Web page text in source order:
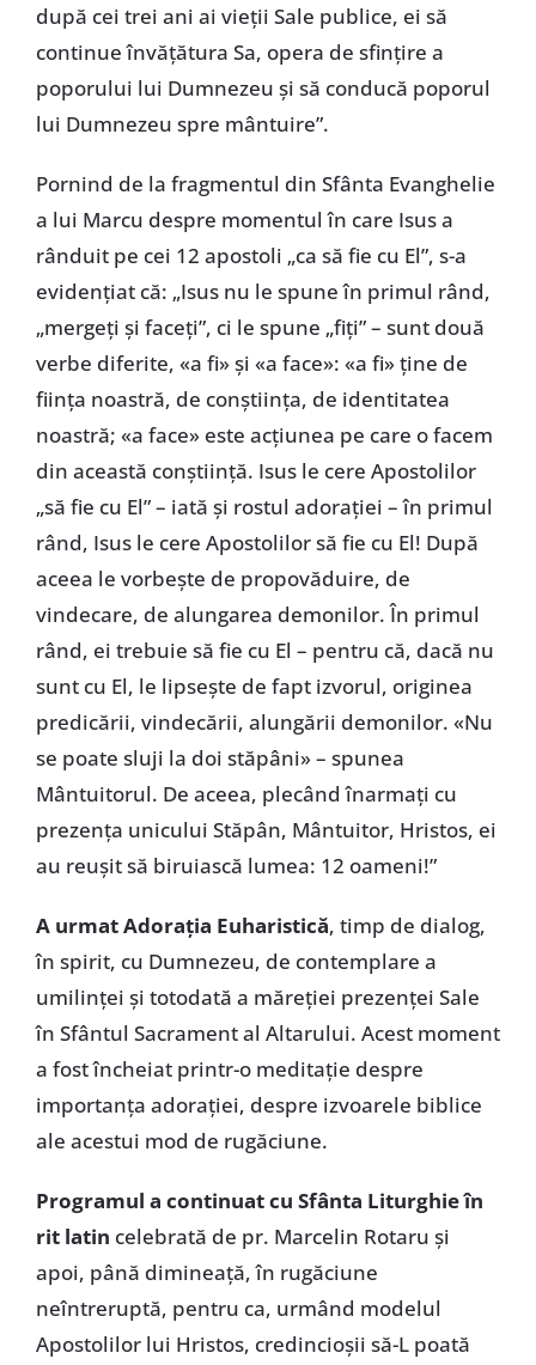
după cei trei ani ai vieţii Sale publice, ei să
continue învăţătura Sa, opera de sfinţire a
poporului lui Dumnezeu şi să conducă poporul
lui Dumnezeu spre mântuire”.
Pornind de la fragmentul din Sfânta Evanghelie
a lui Marcu despre momentul în care Isus a
rânduit pe cei 12 apostoli „ca să fie cu El”, s-a
evidenţiat că: „Isus nu le spune în primul rând,
„mergeţi şi faceţi”, ci le spune „fiţi” – sunt două
verbe diferite, «a fi» şi «a face»: «a fi» ţine de
fiinţa noastră, de conştiinţa, de identitatea
noastră; «a face» este acţiunea pe care o facem
din această conştiinţă. Isus le cere Apostolilor
„să fie cu El” – iată şi rostul adoraţiei – în primul
rând, Isus le cere Apostolilor să fie cu El! După
aceea le vorbeşte de propovăduire, de
vindecare, de alungarea demonilor. În primul
rând, ei trebuie să fie cu El – pentru că, dacă nu
sunt cu El, le lipseşte de fapt izvorul, originea
predicării, vindecării, alungării demonilor. «Nu
se poate sluji la doi stăpâni» – spunea
Mântuitorul. De aceea, plecând înarmaţi cu
prezenţa unicului Stăpân, Mântuitor, Hristos, ei
au reuşit să biruiască lumea: 12 oameni!”
A urmat Adoraţia Euharistică, timp de dialog,
în spirit, cu Dumnezeu, de contemplare a
umilinţei şi totodată a măreţiei prezenţei Sale
în Sfântul Sacrament al Altarului. Acest moment
a fost încheiat printr-o meditaţie despre
importanţa adoraţiei, despre izvoarele biblice
ale acestui mod de rugăciune.
Programul a continuat cu Sfânta Liturghie în
rit latin celebrată de pr. Marcelin Rotaru şi
apoi, până dimineaţă, în rugăciune
neîntreruptă, pentru ca, urmând modelul
Apostolilor lui Hristos, credincioşii să-L poată